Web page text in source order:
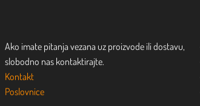
Ako imate pitanja vezana uz proizvode ili dostavu,
slobodno nas kontaktirajte.
Kontakt
Poslovnice